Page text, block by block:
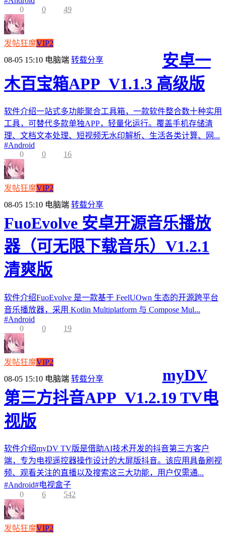
0
0 49
发帖狂魔VIP2
08-05 15:10 电脑端 转载分享
安卓一
木百宝箱APP_V1.1.3 高级版
软件介绍一站式多功能聚合工具箱，一款软件整合数十种实用
工具，可替代多款单独APP，轻量化运行。覆盖手机存储清
理、文档文本处理、短视频无水印解析、生活各类计算、网...
#Android
0
0 16
发帖狂魔VIP2
08-05 15:10 电脑端 转载分享
FuoEvolve 安卓开源音乐播放
器（可无限下载音乐）V1.2.1
清爽版
软件介绍FuoEvolve 是一款基于 FeelUOwn 生态的开源跨平台
音乐播放器，采用 Kotlin Multiplatform 与 Compose Mul...
#Android
0
0 19
发帖狂魔VIP2
08-05 15:10 电脑端 转载分享
myDV
第三方抖音APP_V1.2.19 TV电
视版
软件介绍myDV TV版是借助AI技术开发的抖音第三方客户
端，专为电视遥控器操作设计的大屏版抖音。该应用具备刷视
频、观看关注的直播以及搜索这三大功能，用户仅需通...
#Android#电视盒子
0
6 542
发帖狂魔VIP2